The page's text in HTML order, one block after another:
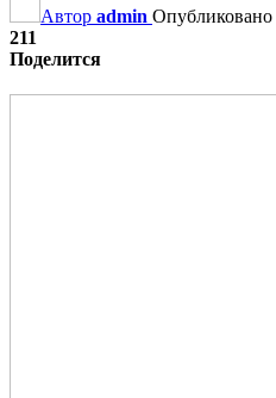
Автор admin Опубликовано
211
Поделится